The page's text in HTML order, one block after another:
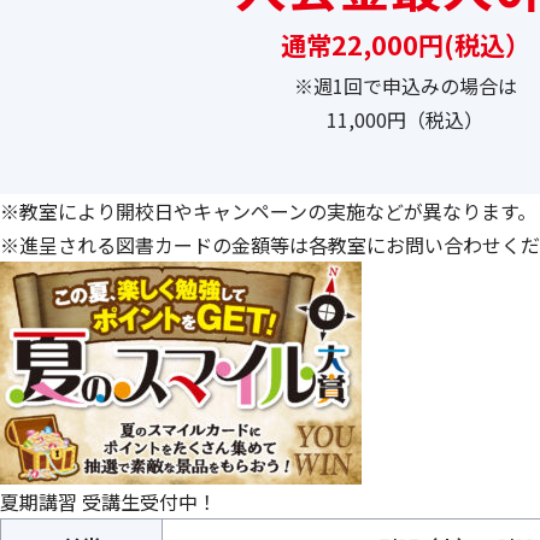
通常22,000円(税込）
※週1回で申込みの場合は
11,000円（税込）
※教室により開校日やキャンペーンの実施などが異なります。
※進呈される図書カードの金額等は各教室にお問い合わせくだ
夏期講習 受講生受付中！